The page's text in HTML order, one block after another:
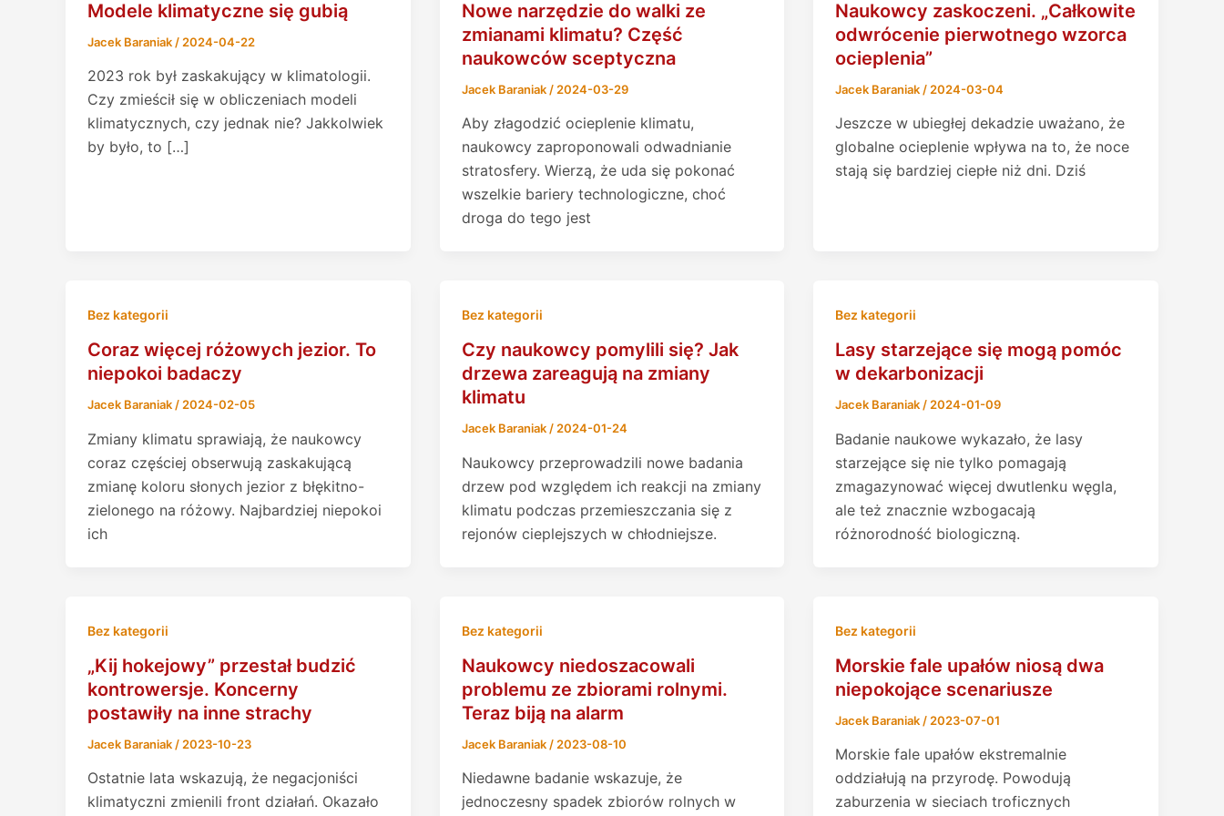
Modele klimatyczne się gubią
Jacek Baraniak / 2024-04-22
2023 rok był zaskakujący w klimatologii.
Czy zmieścił się w obliczeniach modeli
klimatycznych, czy jednak nie? Jakkolwiek
by było, to […]
Nowe narzędzie do walki ze
zmianami klimatu? Część
naukowców sceptyczna
Jacek Baraniak / 2024-03-29
Aby złagodzić ocieplenie klimatu,
naukowcy zaproponowali odwadnianie
stratosfery. Wierzą, że uda się pokonać
wszelkie bariery technologiczne, choć
droga do tego jest
Naukowcy zaskoczeni. „Całkowite
odwrócenie pierwotnego wzorca
ocieplenia”
Jacek Baraniak / 2024-03-04
Jeszcze w ubiegłej dekadzie uważano, że
globalne ocieplenie wpływa na to, że noce
stają się bardziej ciepłe niż dni. Dziś
Bez kategorii
Coraz więcej różowych jezior. To
niepokoi badaczy
Jacek Baraniak / 2024-02-05
Zmiany klimatu sprawiają, że naukowcy
coraz częściej obserwują zaskakującą
zmianę koloru słonych jezior z błękitno-
zielonego na różowy. Najbardziej niepokoi
ich
Bez kategorii
Czy naukowcy pomylili się? Jak
drzewa zareagują na zmiany
klimatu
Jacek Baraniak / 2024-01-24
Naukowcy przeprowadzili nowe badania
drzew pod względem ich reakcji na zmiany
klimatu podczas przemieszczania się z
rejonów cieplejszych w chłodniejsze.
Bez kategorii
Lasy starzejące się mogą pomóc
w dekarbonizacji
Jacek Baraniak / 2024-01-09
Badanie naukowe wykazało, że lasy
starzejące się nie tylko pomagają
zmagazynować więcej dwutlenku węgla,
ale też znacznie wzbogacają
różnorodność biologiczną.
Bez kategorii
„Kij hokejowy” przestał budzić
kontrowersje. Koncerny
postawiły na inne strachy
Jacek Baraniak / 2023-10-23
Ostatnie lata wskazują, że negacjoniści
klimatyczni zmienili front działań. Okazało
Bez kategorii
Naukowcy niedoszacowali
problemu ze zbiorami rolnymi.
Teraz biją na alarm
Jacek Baraniak / 2023-08-10
Niedawne badanie wskazuje, że
jednoczesny spadek zbiorów rolnych w
Bez kategorii
Morskie fale upałów niosą dwa
niepokojące scenariusze
Jacek Baraniak / 2023-07-01
Morskie fale upałów ekstremalnie
oddziałują na przyrodę. Powodują
zaburzenia w sieciach troficznych